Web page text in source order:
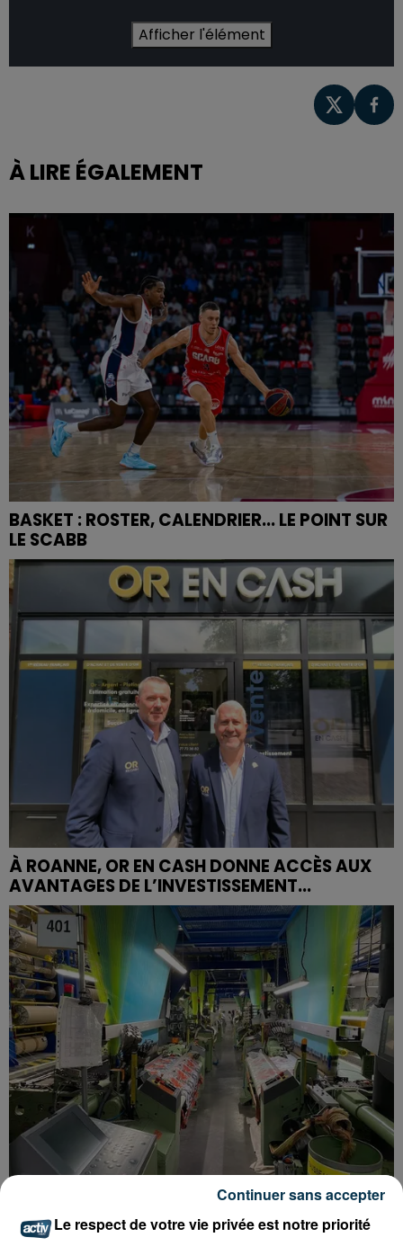
Afficher l'élément
À LIRE ÉGALEMENT
BASKET : ROSTER, CALENDRIER... LE POINT SUR
LE SCABB
À ROANNE, OR EN CASH DONNE ACCÈS AUX
AVANTAGES DE L’INVESTISSEMENT...
RECHERCHE GAREUR DE MÉTIERS TEXTILES
SOUHAITANT ÉVOLUER : ATBC...
Le respect de votre vie privée est notre priorité
Continuer sans accepter